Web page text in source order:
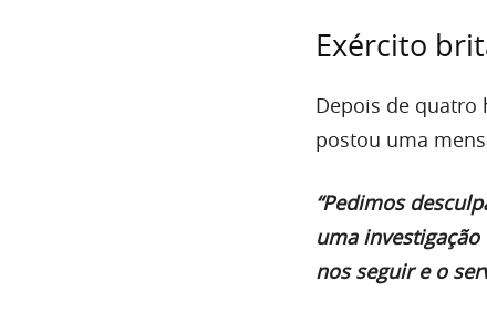
Exército
Depois de quatro
postou uma
“Pedimos
uma
nos seguir e o